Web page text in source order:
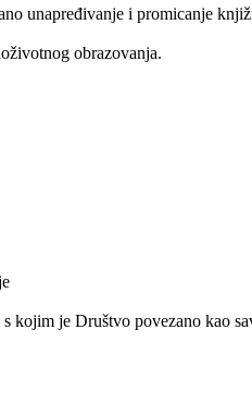
unapređivanje i promicanje
obrazovanja.
je Društvo povezano kao